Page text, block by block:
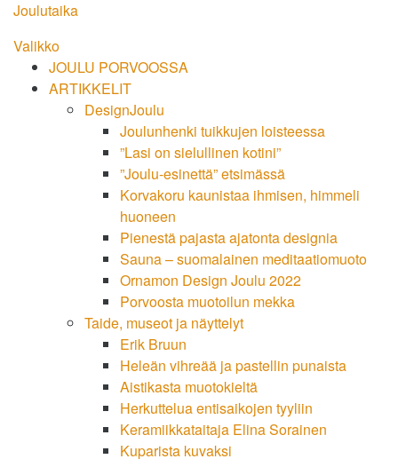
Siirry
sisältöön
Joulutaika
Valikko
JOULU PORVOOSSA
ARTIKKELIT
DesignJoulu
Joulunhenki tuikkujen loisteessa
”Lasi on sielullinen kotini”
”Joulu-esinettä” etsimässä
Korvakoru kaunistaa ihmisen, himmeli
huoneen
Pienestä pajasta ajatonta designia
Sauna – suomalainen meditaatiomuoto
Ornamon Design Joulu 2022
Porvoosta muotoilun mekka
Taide, museot ja näyttelyt
Erik Bruun
Heleän vihreää ja pastellin punaista
Aistikasta muotokieltä
Herkuttelua entisaikojen tyyliin
Keramiikkataitaja Elina Sorainen
Kuparista kuvaksi